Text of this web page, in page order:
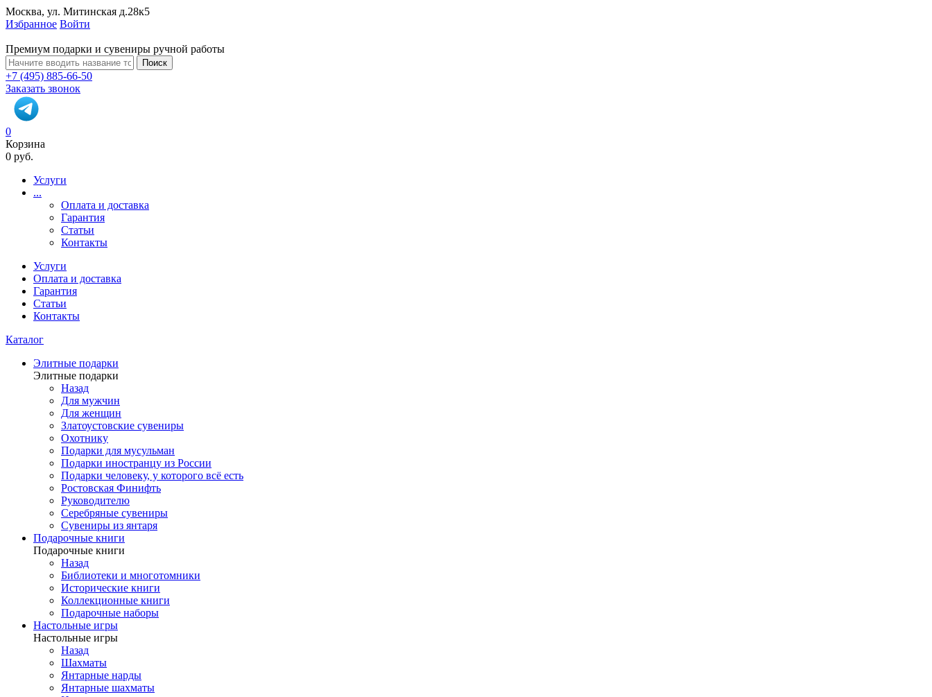
Москва, ул. Митинская д.28к5
Избранное Войти
Премиум подарки и сувениры ручной работы
Поиск
+7 (495) 885-66-50
Заказать звонок
0
Корзина
0 руб.
Услуги
...
Оплата и доставка
Гарантия
Статьи
Контакты
Услуги
Оплата и доставка
Гарантия
Статьи
Контакты
Каталог
Элитные подарки
Элитные подарки
Назад
Для мужчин
Для женщин
Златоустовские сувениры
Охотнику
Подарки для мусульман
Подарки иностранцу из России
Подарки человеку, у которого всё есть
Ростовская Финифть
Руководителю
Серебряные сувениры
Сувениры из янтаря
Подарочные книги
Подарочные книги
Назад
Библиотеки и многотомники
Исторические книги
Коллекционные книги
Подарочные наборы
Настольные игры
Настольные игры
Назад
Шахматы
Янтарные нарды
Янтарные шахматы